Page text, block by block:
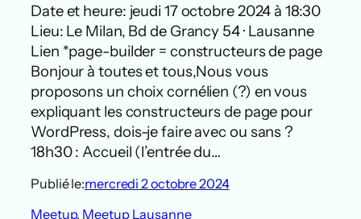
Date et heure: jeudi 17 octobre 2024 à 18:30
Lieu: Le Milan, Bd de Grancy 54 · Lausanne
Lien *page-builder = constructeurs de page
Bonjour à toutes et tous,Nous vous
proposons un choix cornélien (?) en vous
expliquant les constructeurs de page pour
WordPress, dois-je faire avec ou sans ?
18h30 : Accueil (l’entrée du…
Publié le:mercredi 2 octobre 2024
Meetup, Meetup Lausanne